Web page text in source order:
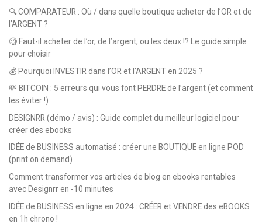
🔍 COMPARATEUR : Où / dans quelle boutique acheter de l’OR et de
l’ARGENT ?
🧐 Faut-il acheter de l’or, de l’argent, ou les deux !? Le guide simple
pour choisir
💰 Pourquoi INVESTIR dans l’OR et l’ARGENT en 2025 ?
💸 BITCOIN : 5 erreurs qui vous font PERDRE de l’argent (et comment
les éviter !)
DESIGNRR (démo / avis) : Guide complet du meilleur logiciel pour
créer des ebooks
IDÉE de BUSINESS automatisé : créer une BOUTIQUE en ligne POD
(print on demand)
Comment transformer vos articles de blog en ebooks rentables
avec Designrr en -10 minutes
IDÉE de BUSINESS en ligne en 2024 : CRÉER et VENDRE des eBOOKS
en 1h chrono !